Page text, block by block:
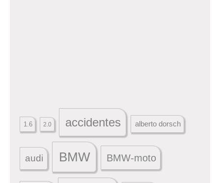
1.6 2.0 accidentes alberto dorsch
audi BMW BMW-moto